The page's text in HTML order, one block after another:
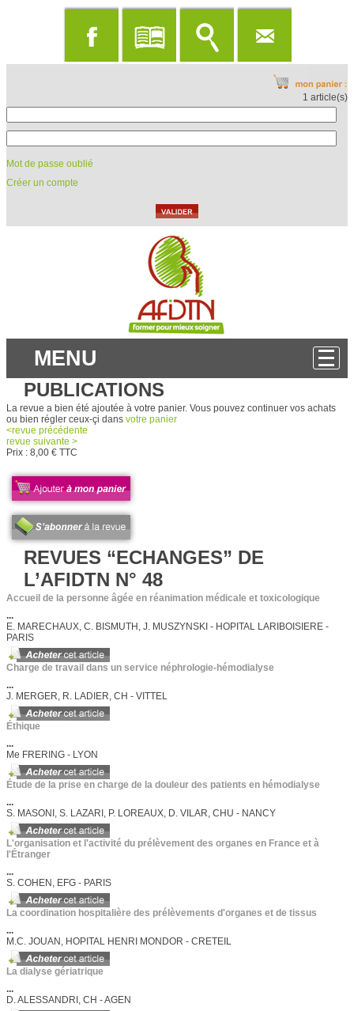
1 article(s)
Mot de passe oublié
Créer un compte
MENU
PUBLICATIONS
La revue a bien été ajoutée à votre panier. Vous pouvez continuer vos achats
ou bien régler ceux-çi dans votre panier
<revue précédente
revue suivante >
Prix : 8,00 € TTC
REVUES “ECHANGES” DE
L’AFIDTN N° 48
Accueil de la personne âgée en réanimation médicale et toxicologique
...
E. MARECHAUX, C. BISMUTH, J. MUSZYNSKI - HOPITAL LARIBOISIERE -
PARIS
Charge de travail dans un service néphrologie-hémodialyse
...
J. MERGER, R. LADIER, CH - VITTEL
Éthique
...
Me FRERING - LYON
Étude de la prise en charge de la douleur des patients en hémodialyse
...
S. MASONI, S. LAZARI, P. LOREAUX, D. VILAR, CHU - NANCY
L'organisation et l'activité du prélèvement des organes en France et à
l'Étranger
...
S. COHEN, EFG - PARIS
La coordination hospitalière des prélèvements d'organes et de tissus
...
M.C. JOUAN, HOPITAL HENRI MONDOR - CRETEIL
La dialyse gériatrique
...
D. ALESSANDRI, CH - AGEN